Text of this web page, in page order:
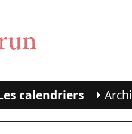
calendriers